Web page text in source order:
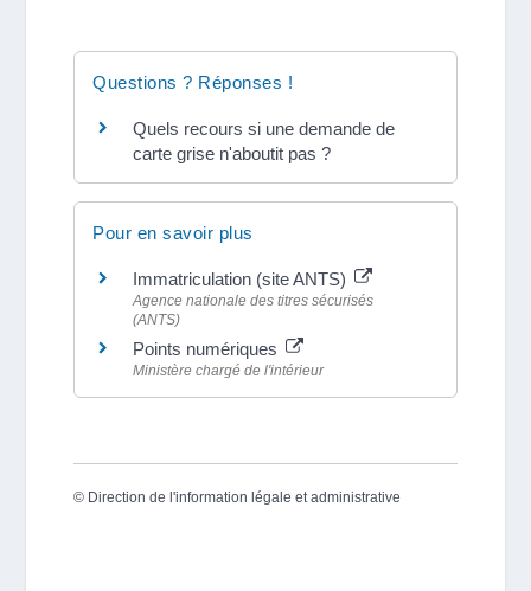
Questions ? Réponses !
Quels recours si une demande de
carte grise n'aboutit pas ?
Pour en savoir plus
Immatriculation (site ANTS)
Agence nationale des titres sécurisés
(ANTS)
Points numériques
Ministère chargé de l'intérieur
© Direction de l'information légale et administrative